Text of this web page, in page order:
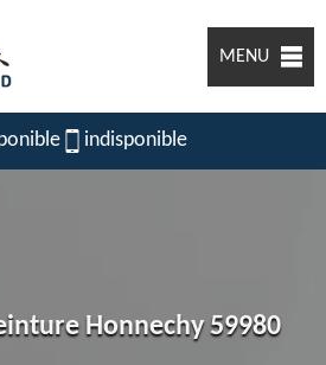
MENU
indisponible
Honnechy 59980